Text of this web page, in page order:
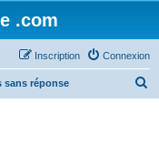
.com
Connexion
Inscription
sans réponse